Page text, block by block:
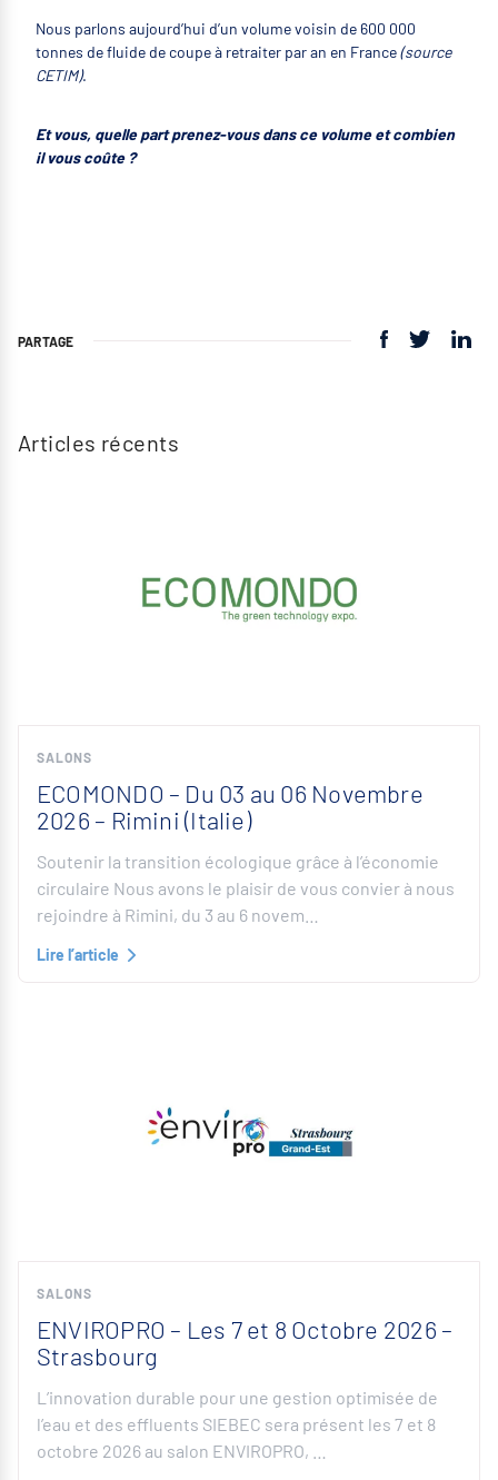
Nous parlons aujourd’hui d’un volume voisin de 600 000
tonnes de fluide de coupe à retraiter par an en France(source
CETIM).
Et vous, quelle part prenez-vous dans ce volume et combien
il vous coûte ?
Articles récents
SALONS
ECOMONDO – Du 03 au 06 Novembre
2026 – Rimini (Italie)
Soutenir la transition écologique grâce à l’économie
circulaire Nous avons le plaisir de vous convier à nous
rejoindre à Rimini, du 3 au 6 novem…
Lire l’article
SALONS
ENVIROPRO – Les 7 et 8 Octobre 2026 –
Strasbourg
L’innovation durable pour une gestion optimisée de
l’eau et des effluents SIEBEC sera présent les 7 et 8
octobre 2026 au salon ENVIROPRO, …
PARTAGE